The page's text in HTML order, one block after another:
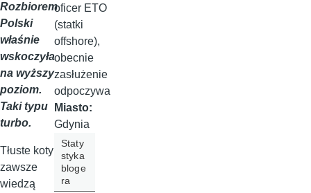
Rozbiorem
Polski
właśnie
wskoczyła
na wyższy
poziom.
Taki typu
turbo.
Tłuste koty
zawsze
wiedzą
oficer ETO
(statki
offshore),
obecnie
zasłużenie
odpoczywa
Miasto:
Gdynia
Staty
styka
bloge
ra